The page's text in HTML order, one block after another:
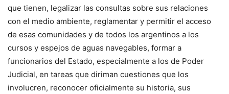
que tienen, legalizar las consultas sobre sus relaciones
con el medio ambiente, reglamentar y permitir el acceso
de esas comunidades y de todos los argentinos a los
cursos y espejos de aguas navegables, formar a
funcionarios del Estado, especialmente a los de Poder
Judicial, en tareas que diriman cuestiones que los
involucren, reconocer oficialmente su historia, sus